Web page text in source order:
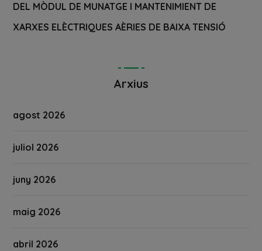
DEL MÒDUL DE MUNATGE I MANTENIMIENT DE
XARXES ELÈCTRIQUES AÈRIES DE BAIXA TENSIÓ
Arxius
agost 2026
juliol 2026
juny 2026
maig 2026
abril 2026